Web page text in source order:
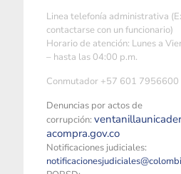
Linea telefonía administrativa
contactarse con un funcionario)
Horario de atención: Lunes a
– hasta las 04:00 p.m.
Conmutador +57 601 7956600
Denuncias por actos de
corrupción:
acompra.gov.co
Notificaciones judiciales: